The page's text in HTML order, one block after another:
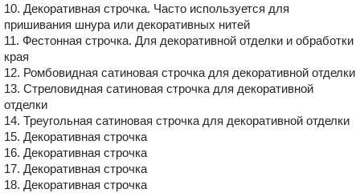
10. Декоративная строчка. Часто используется для
пришивания шнура или декоративных нитей
11. Фестонная строчка. Для декоративной отделки и обработки
края
12. Ромбовидная сатиновая строчка для декоративной отделки
13. Стреловидная сатиновая строчка для декоративной
отделки
14. Треугольная сатиновая строчка для декоративной отделки
15. Декоративная строчка
16. Декоративная строчка
17. Декоративная строчка
18. Декоративная строчка